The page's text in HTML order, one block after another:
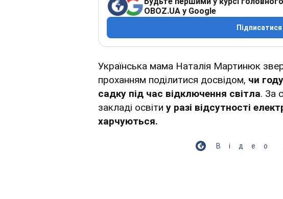
OBOZ.UA у Google
Підписатися
Українська мама Наталія Мартинюк
проханням поділитися досвідом, чи
садку під час відключення світла. За
закладі освіти у разі відсутності
харчуються.
Відео